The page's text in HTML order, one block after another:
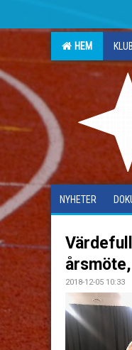
HEM
NYHETER
2018-12-05 10:33